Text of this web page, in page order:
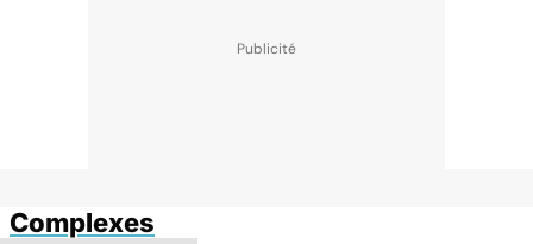
Complexes